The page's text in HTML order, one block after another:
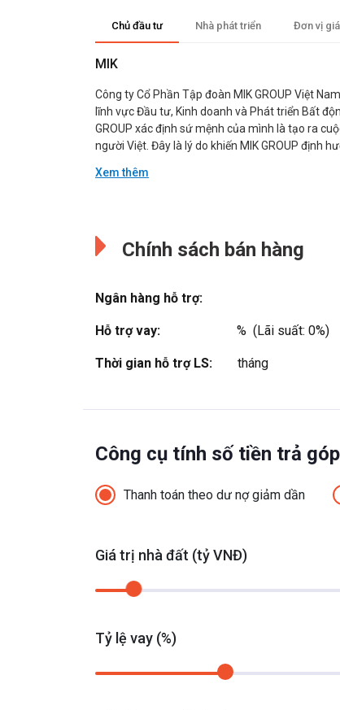
Chủ đầu tư Nhà phát triển Đơn vị
MIK
Công ty Cổ Phần Tập đoàn MIK GROUP Việt
lĩnh vực Đầu tư, Kinh doanh và Phát triển Bất
GROUP xác định sứ mệnh của mình là tạo ra
người Việt. Đây là lý do khiến MIK GROUP định
Xem thêm
Chính sách bán hàng
Ngân hàng hỗ trợ:
Hỗ trợ vay: %  (Lãi suất: 0%)
Thời gian hỗ trợ LS: tháng
Công cụ tính số tiền trả góp
Thanh toán theo dư nợ giảm dần
Giá trị nhà đất (tỷ VNĐ)
Tỷ lệ vay (%)